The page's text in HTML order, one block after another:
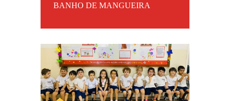
BANHO DE MANGUEIRA